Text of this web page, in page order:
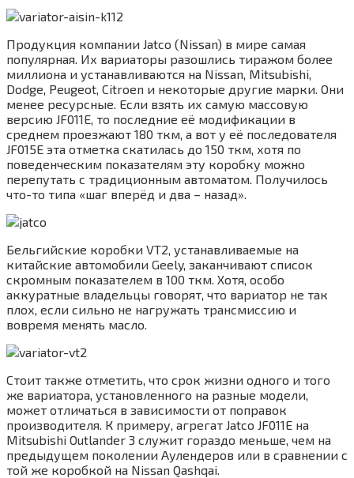
Продукция компании Jatco (Nissan) в мире самая
популярная. Их вариаторы разошлись тиражом более
миллиона и устанавливаются на Nissan, Mitsubishi,
Dodge, Peugeot, Citroen и некоторые другие марки. Они
менее ресурсные. Если взять их самую массовую
версию JF011E, то последние её модификации в
среднем проезжают 180 ткм, а вот у её последователя
JF015E эта отметка скатилась до 150 ткм, хотя по
поведенческим показателям эту коробку можно
перепутать с традиционным автоматом. Получилось
что-то типа «шаг вперёд и два – назад».
Бельгийские коробки VT2, устанавливаемые на
китайские автомобили Geely, заканчивают список
скромным показателем в 100 ткм. Хотя, особо
аккуратные владельцы говорят, что вариатор не так
плох, если сильно не нагружать трансмиссию и
вовремя менять масло.
Стоит также отметить, что срок жизни одного и того
же вариатора, установленного на разные модели,
может отличаться в зависимости от поправок
производителя. К примеру, агрегат Jatco JF011E на
Mitsubishi Outlander 3 служит гораздо меньше, чем на
предыдущем поколении Аулендеров или в сравнении с
той же коробкой на Nissan Qashqai.